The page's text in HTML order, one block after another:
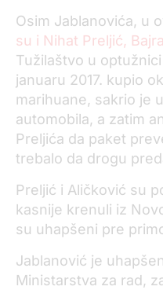
Osim Jablanovića, u
su i Nihat Preljić,
Tužilaštvo u
januaru 2017. kupio
marihuane, sakrio je
automobila, a zatim
Preljića da paket
trebalo da drogu
Preljić i Aličković su
kasnije krenuli iz
su uhapšeni pre
Jablanović je
Ministarstva za rad,